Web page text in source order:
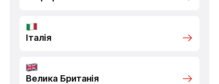
Італія
Велика Британія